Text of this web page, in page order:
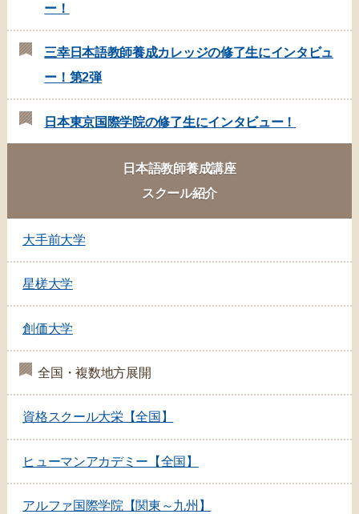
ー！
三幸日本語教師養成カレッジの修了生にインタビュ
ー！第2弾
日本東京国際学院の修了生にインタビュー！
日本語教師養成講座
スクール紹介
大手前大学
星槎大学
創価大学
全国・複数地方展開
資格スクール大栄【全国】
ヒューマンアカデミー【全国】
アルファ国際学院【関東～九州】